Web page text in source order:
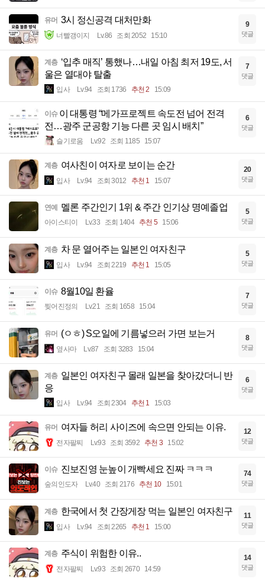
유머 3시 정신공격 대처만화
너빨갱이지 Lv.86 조회 2052 15:10
9
댓글
계층 ‘입추 매직’ 통했나…내일 아침 최저 19도, 서
울은 열대야 탈출
입사 Lv.94 조회 1736 추천 2 15:09
7
댓글
이슈 ​이 대통령 “메가프로젝트 속도전 넘어 전격
전…광주 군공항 기능 다른 곳 임시 배치”
슬기로움 Lv.92 조회 1185 15:07
6
댓글
계층 여사친이 여자로 보이는 순간
입사 Lv.94 조회 3012 추천 1 15:07
20
댓글
연예 멜론 주간인기 1위 & 주간 인기상 명예졸업
아이스티이 Lv.33 조회 1404 추천 5 15:06
5
댓글
계층 차 문 열어주는 일본인 여자친구
입사 Lv.94 조회 2219 추천 1 15:05
5
댓글
이슈 8월10일 환율
찢어진정의 Lv.21 조회 1658 15:04
7
댓글
유머 (ㅇㅎ) S오일에 기름넣으러 가면 보는거
옆사마 Lv.87 조회 3283 15:04
8
댓글
계층 일본인 여자친구 몰래 일본을 찾아갔더니 반
응
입사 Lv.94 조회 2304 추천 1 15:03
6
댓글
유머 여자들 허리 사이즈에 속으면 안되는 이유.
전자팔찌 Lv.93 조회 3592 추천 3 15:02
12
댓글
이슈 진보진영 눈높이 개빡세요 진짜 ㅋㅋㅋ
숲의인도자 Lv.40 조회 2176 추천 10 15:01
74
댓글
계층 한국에서 첫 간장게장 먹는 일본인 여자친구
입사 Lv.94 조회 2265 추천 1 15:00
11
댓글
계층 주식이 위험한 이유..
전자팔찌 Lv.93 조회 2670 14:59
14
댓글